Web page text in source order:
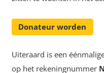
Donateur worden
Uiteraard is een
op het rekeningnummer